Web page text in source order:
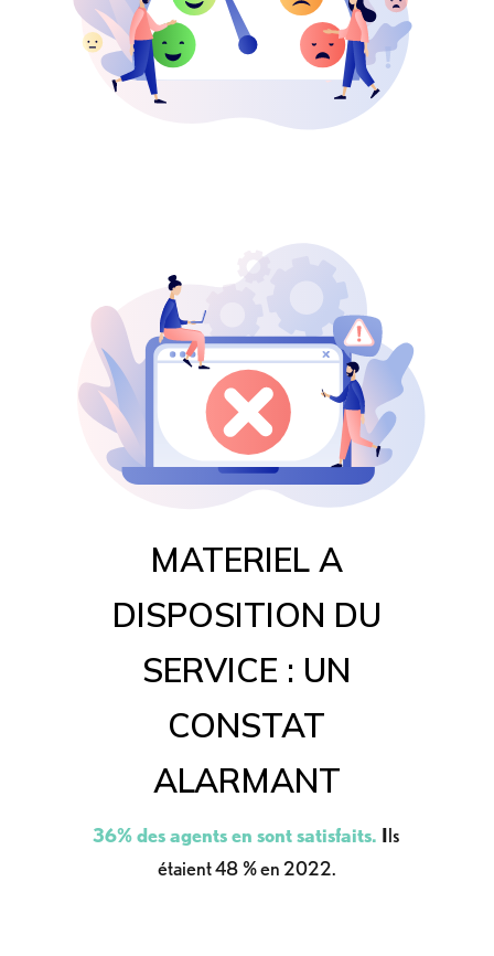
MATERIEL A
DISPOSITION DU
SERVICE : UN
CONSTAT
ALARMANT
36% des agents en sont satisfaits. Ils
étaient 48 % en 2022.